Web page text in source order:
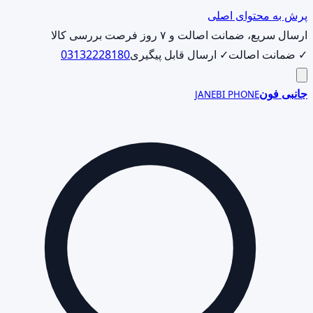
پرش به محتوای اصلی
ارسال سریع، ضمانت اصالت و ۷ روز فرصت بررسی کالا
✓ ضمانت اصالت✓ ارسال قابل پیگیری03132228180
جانبی فونJANEBI PHONE